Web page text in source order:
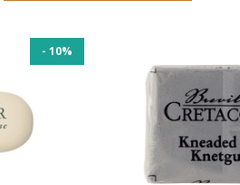
- 10%